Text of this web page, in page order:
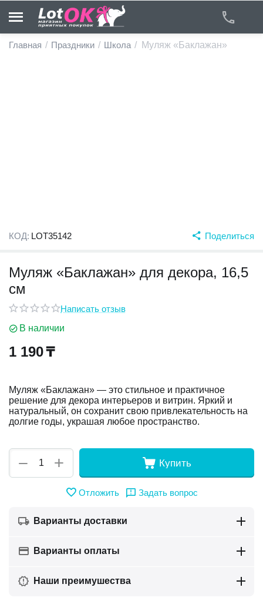
Главная / Праздники / Школа / Муляж «Баклажан»
КОД: LOT35142 Поделиться
Муляж «Баклажан» для декора, 16,5
см
Написать отзыв
В наличии
1 190₸
Муляж «Баклажан» — это стильное и практичное
решение для декора интерьеров и витрин. Яркий и
натуральный, он сохранит свою привлекательность на
долгие годы, украшая любое пространство.
+
− Купить
Отложить Задать вопрос
Варианты доставки
Варианты оплаты
Наши преимушества